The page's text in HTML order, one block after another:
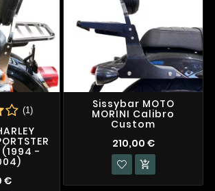
(1)
(1994 -
€
Sissybar MOTO
MORINI Calibro
Custom
210,00 €
